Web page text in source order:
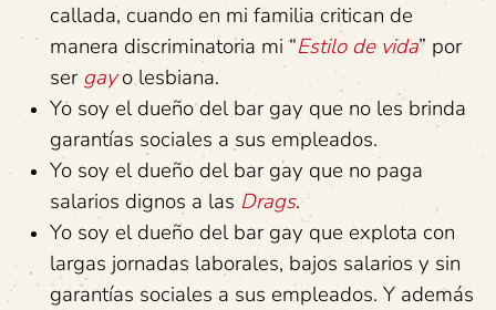
callada, cuando en mi familia critican de
manera discriminatoria mi “Estilo de vida” por
ser gayo lesbiana.
Yo soy el dueño del bar gay que no les brinda
garantías sociales a sus empleados.
Yo soy el dueño del bar gay que no paga
salarios dignos a las Drags.
Yo soy el dueño del bar gay que explota con
largas jornadas laborales, bajos salarios y sin
garantías sociales a sus empleados. Y además